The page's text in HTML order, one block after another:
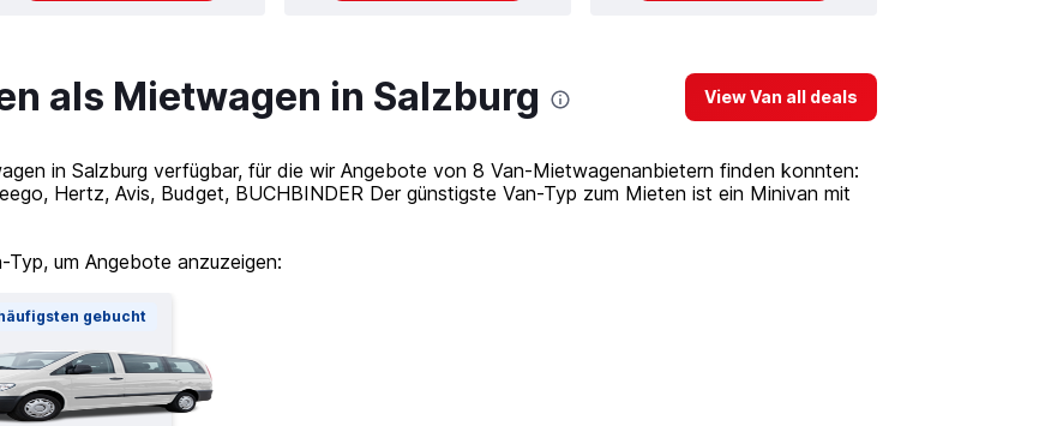
als Mietwagen in Salzburg View Van all deals
in Salzburg verfügbar, für die wir Angebote von 8 Van-Mietwagenanbietern finden konnten:
Hertz, Avis, Budget, BUCHBINDER Der günstigste Van-Typ zum Mieten ist ein Minivan mit
um Angebote anzuzeigen:
gebucht